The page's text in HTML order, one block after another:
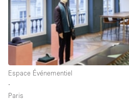
Salle
Salle de Conférence
Salle de Réunion
Salon / Festival
Salon Beauté / Coiffure
Espace Événementiel
∙
Paris